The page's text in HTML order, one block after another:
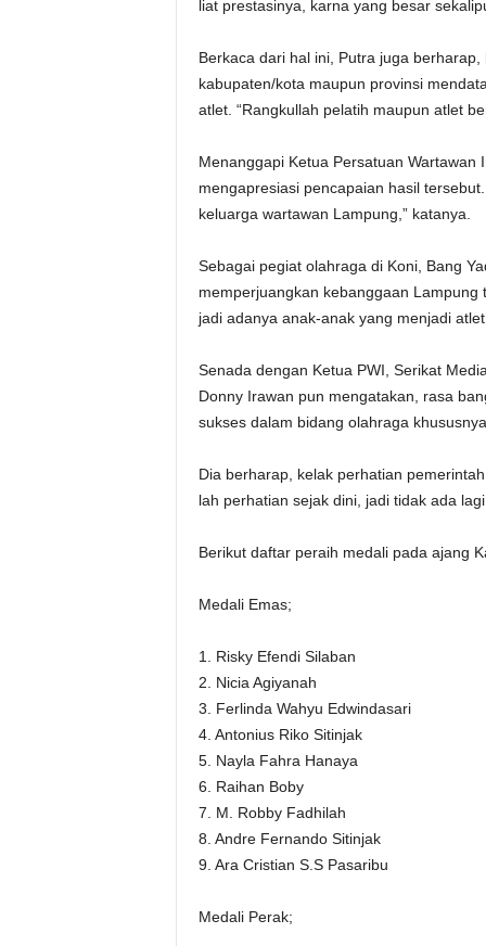
liat prestasinya, karna yang besar
Berkaca dari hal ini, Putra juga
kabupaten/kota maupun provinsi
atlet. “Rangkullah pelatih maupun atlet
Menanggapi Ketua Persatuan
mengapresiasi pencapaian hasil
keluarga wartawan Lampung,” katanya.
Sebagai pegiat olahraga di Koni, Bang
memperjuangkan kebanggaan Lampung
jadi adanya anak-anak yang menjadi
Senada dengan Ketua PWI, Serikat
Donny Irawan pun mengatakan, rasa
sukses dalam bidang olahraga
Dia berharap, kelak perhatian
lah perhatian sejak dini, jadi tidak ada
Berikut daftar peraih medali pada ajang
Medali Emas;
1. Risky Efendi Silaban
2. Nicia Agiyanah
3. Ferlinda Wahyu Edwindasari
4. Antonius Riko Sitinjak
5. Nayla Fahra Hanaya
6. Raihan Boby
7. M. Robby Fadhilah
8. Andre Fernando Sitinjak
9. Ara Cristian S.S Pasaribu
Medali Perak;